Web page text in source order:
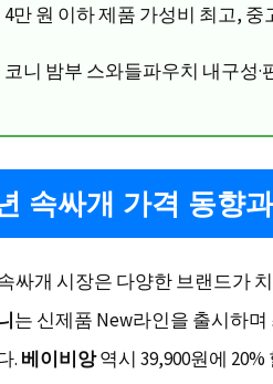
4만 원 이하 제품 가성비 최고,
코니 밤부 스와들파우치 내구성·
속싸개 가격 동향
싸개 시장은 다양한 브랜드가
는 신제품 New라인을 출시하며
. 베이비앙역시 39,900원에